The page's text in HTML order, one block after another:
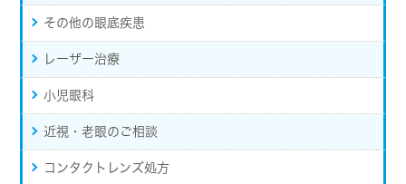
その他の眼底疾患
レーザー治療
小児眼科
近視・老眼のご相談
コンタクトレンズ処方